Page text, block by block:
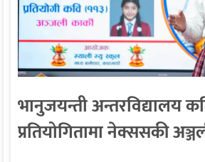
भानुजयन्ती अन्तरविद्यालय
प्रतियोगितामा नेक्ससकी